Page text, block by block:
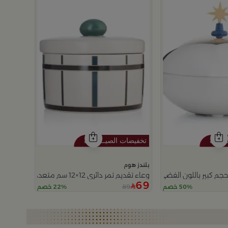
كبير باللون الفضي و الذهبي من تيلا
50% خصم
بلندز هوم
وعاء تقديم تمر دائري 12×12 سم متعدد الألوان من الخزف الحجري بطباعة هندسية من أزوريا
69
89 22% خصم